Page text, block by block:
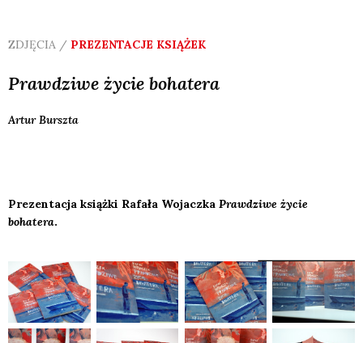
ZDJĘCIA / PREZENTACJE KSIĄŻEK
Prawdziwe życie bohatera
ArturBurszta
Prezentacja książki Rafała Wojaczka Prawdziwe życie
bohatera.